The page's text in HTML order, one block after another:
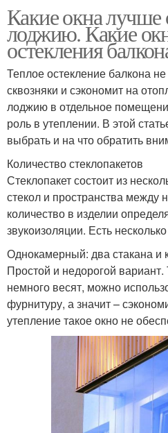
Какие окна лучше
лоджию. Какие
остекления
Теплое остекление балкона
сквозняки и сэкономит на
лоджию в отдельное
роль в утеплении. В этой
выбрать и на что обратить
Количество стеклопакетов
Стеклопакет состоит из
стекол и пространства между
количество в изделии
звукоизоляции. Есть
Однокамерный: два стакана
Простой и недорогой вариант.
немного весят, можно
фурнитуру, а значит –
утепление такое окно не